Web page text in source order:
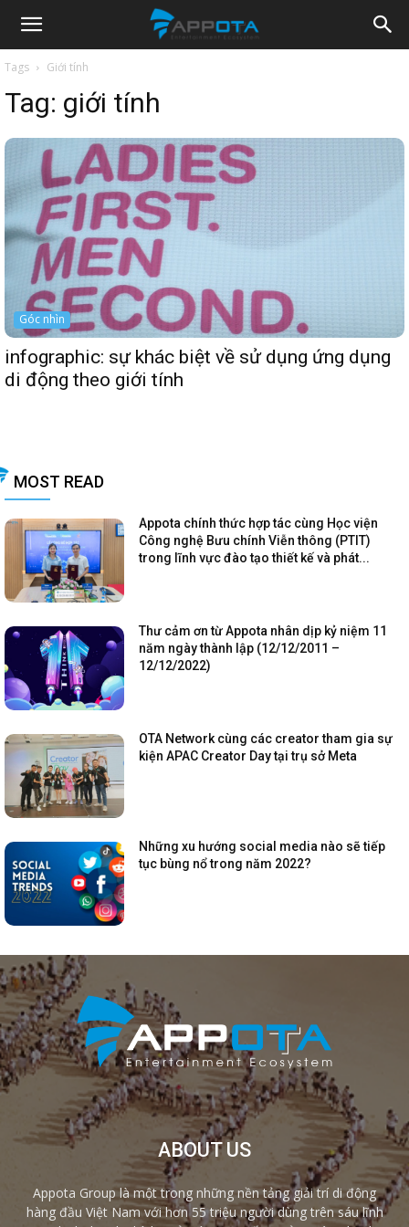
Appota
News
Tags Giới tính
Tag: giới tính
Góc nhìn
infographic: sự khác biệt về sử dụng ứng dụng
di động theo giới tính
MOST READ
Appota chính thức hợp tác cùng Học viện
Công nghệ Bưu chính Viễn thông (PTIT)
trong lĩnh vực đào tạo thiết kế và phát...
Thư cảm ơn từ Appota nhân dịp kỷ niệm 11
năm ngày thành lập (12/12/2011 –
12/12/2022)
OTA Network cùng các creator tham gia sự
kiện APAC Creator Day tại trụ sở Meta
Những xu hướng social media nào sẽ tiếp
tục bùng nổ trong năm 2022?
ABOUT US
Appota Group là một trong những nền tảng giải trí di động
hàng đầu Việt Nam với hơn 55 triệu người dùng trên sáu lĩnh